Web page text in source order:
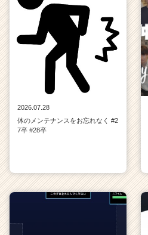
2026.07.28
体のメンテナンスをお忘れなく #2
7卒 #28卒